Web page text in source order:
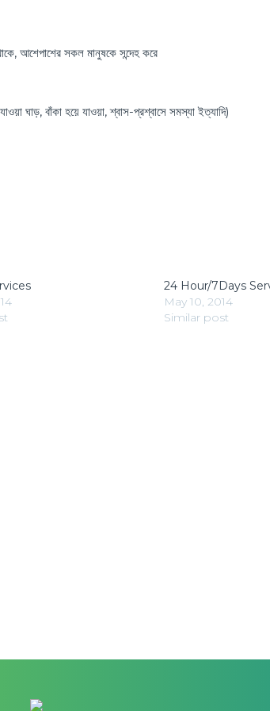
আশেপাশের সকল মানুষকে সন্দেহ করে
ঘাড়, বাঁকা হয়ে যাওয়া, শ্বাস-প্রশ্বাসে সমস্যা ইত্যাদি)
24 Hour/7Days
May 10, 2014
Similar post